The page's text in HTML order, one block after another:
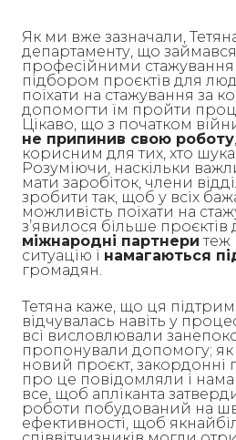
Як ми вже зазначали,
департаменту, що
професійними
підбором проєктів для
поїхати на стажування за
допомогти їм пройти
Цікаво, що з початком
не припинив свою роботу
корисним для тих, хто
Розуміючи, наскільки
мати заробіток, члени
зробити так, щоб у всіх
можливість поїхати на
з’явилося більше проєктів
міжнародні партнери теж
ситуацію і намагаються
громадян.
Тетяна каже, що ця
відчувалась навіть у
всі висловлювали
пропонували допомогу; як
новий проєкт, закордонні
про це повідомляли і
все, щоб апліканта
роботи побудований на
ефективності, щоб